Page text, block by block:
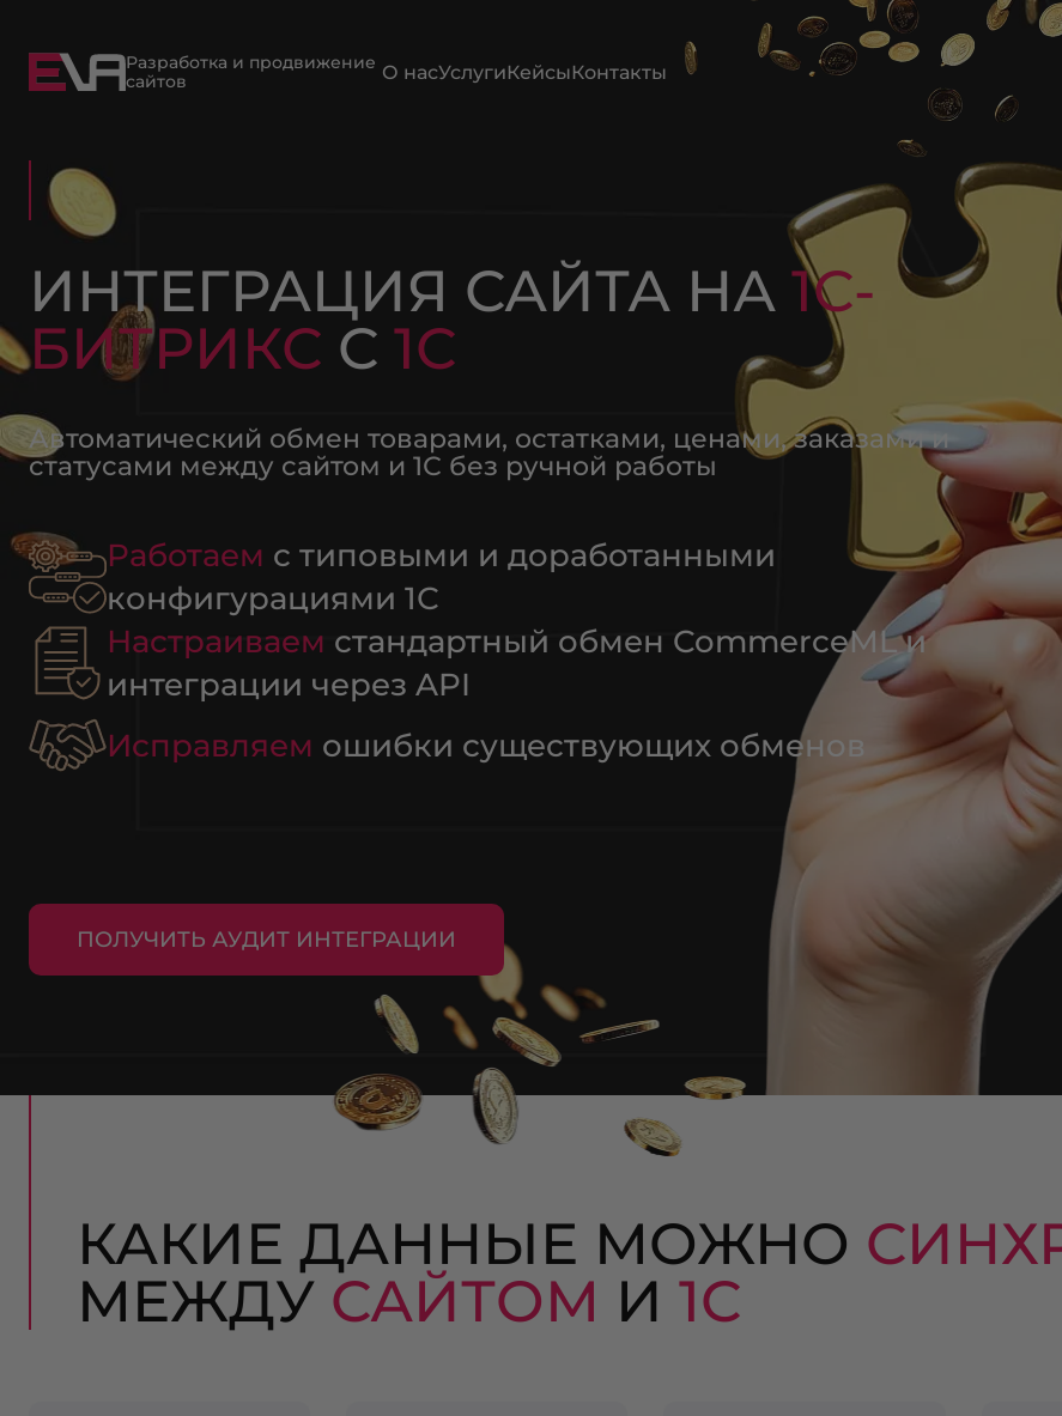
Разработка и продвижение
сайтов
О насУслугиКейсыКонтакты
ИНТЕГРАЦИЯ САЙТА НА 1С-
БИТРИКС С 1С
Автоматический обмен товарами, остатками, ценами, заказами и
статусами между сайтом и 1С без ручной работы
Работаем с типовыми и доработанными
конфигурациями 1С
Настраиваем стандартный обмен CommerceML и
интеграции через API
Исправляем ошибки существующих обменов
ПОЛУЧИТЬ АУДИТ ИНТЕГРАЦИИ
КАКИЕ ДАННЫЕ МОЖНО
МЕЖДУ САЙТОМ И 1С